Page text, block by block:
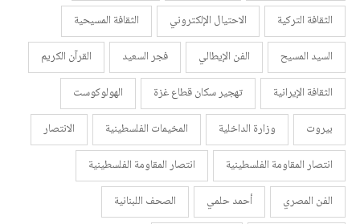
الثقافة التركية
الاحتيال الإلكتروني
الثقافة المسيحية
السيد المسيح
الفن الإيطالي فجر السعيد
القرآن الكريم
الثقافة الإيرانية
تهجير سكان قطاع غزة
الهولوكوست
بيروت
وزارة الداخلية المخيمات الفلسطينية
الانتصار
انتصار المقاومة الفلسطينية
انتصار المقاومة الفلسطينية
الفن المصري
أحمد حلمي
الصحف اللبنانية